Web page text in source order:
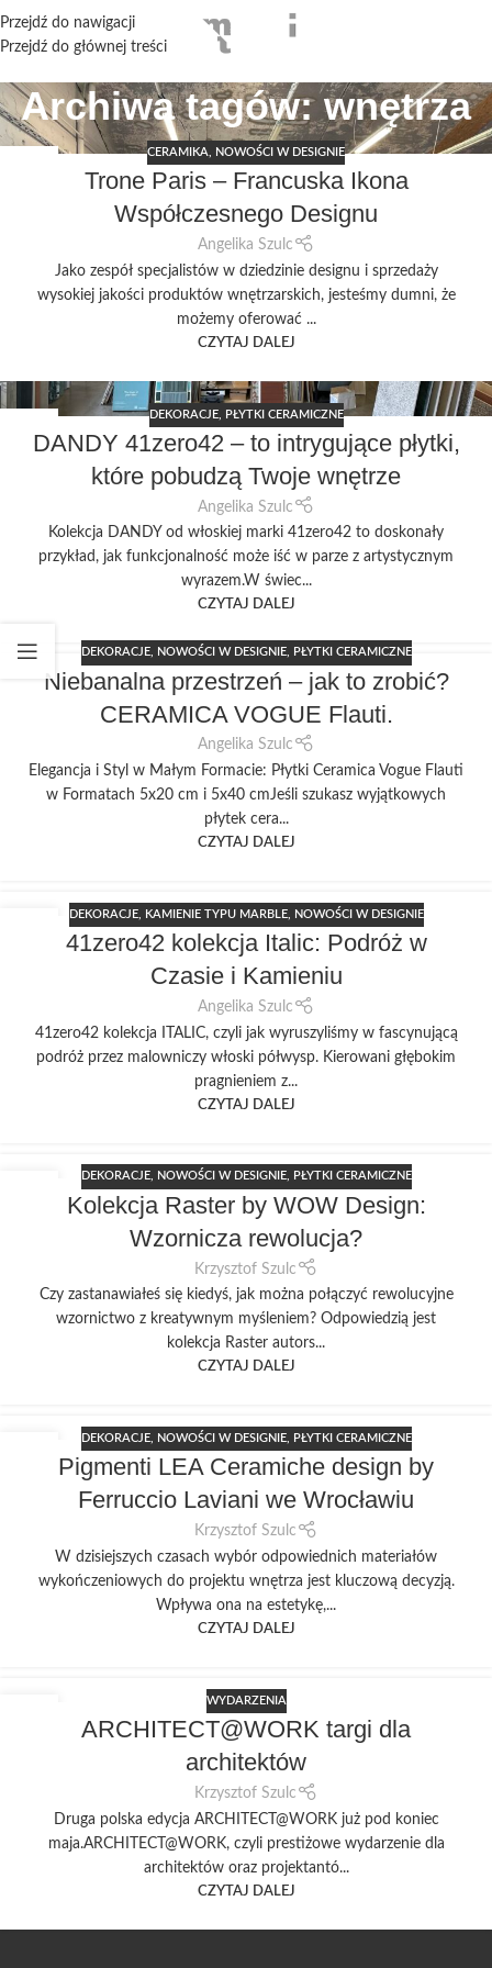
Przejdź do nawigacji
Przejdź do głównej treści
Archiwa tagów: wnętrza
CERAMIKA NOWOŚCI W DESIGNIE
Trone Paris – Francuska Ikona
Współczesnego Designu
Angelika Szulc
Jako zespół specjalistów w dziedzinie designu i sprzedaży
wysokiej jakości produktów wnętrzarskich, jesteśmy dumni, że
możemy oferować ...
CZYTAJ DALEJ
GRU
DEKORACJE, PŁYTKI CERAMICZNE
DANDY 41zero42 – to intrygujące płytki,
które pobudzą Twoje wnętrze
Angelika Szulc
Kolekcja DANDY od włoskiej marki 41zero42 to doskonały
przykład, jak funkcjonalność może iść w parze z artystycznym
wyrazem.W świec...
CZYTAJ DALEJ
DEKORACJE, NOWOŚCI W DESIGNIE, PŁYTKI CERAMICZNE
Niebanalna przestrzeń – jak to zrobić?
CERAMICA VOGUE Flauti.
Angelika Szulc
Elegancja i Styl w Małym Formacie: Płytki Ceramica Vogue Flauti
w Formatach 5x20 cm i 5x40 cmJeśli szukasz wyjątkowych
płytek cera...
CZYTAJ DALEJ
DEKORACJE, KAMIENIE TYPU MARBLE, NOWOŚCI W DESIGNIE
41zero42 kolekcja Italic: Podróż w
Czasie i Kamieniu
Angelika Szulc
41zero42 kolekcja ITALIC, czyli jak wyruszyliśmy w fascynującą
podróż przez malowniczy włoski półwysp. Kierowani głębokim
pragnieniem z...
CZYTAJ DALEJ
DEKORACJE, NOWOŚCI W DESIGNIE, PŁYTKI CERAMICZNE
Kolekcja Raster by WOW Design:
Wzornicza rewolucja?
Krzysztof Szulc
Czy zastanawiałeś się kiedyś, jak można połączyć rewolucyjne
wzornictwo z kreatywnym myśleniem? Odpowiedzią jest
kolekcja Raster autors...
CZYTAJ DALEJ
DEKORACJE, NOWOŚCI W DESIGNIE, PŁYTKI CERAMICZNE
Pigmenti LEA Ceramiche design by
Ferruccio Laviani we Wrocławiu
Krzysztof Szulc
W dzisiejszych czasach wybór odpowiednich materiałów
wykończeniowych do projektu wnętrza jest kluczową decyzją.
Wpływa ona na estetykę,...
CZYTAJ DALEJ
WYDARZENIA
ARCHITECT@WORK targi dla
architektów
Krzysztof Szulc
Druga polska edycja ARCHITECT@WORK już pod koniec
maja.ARCHITECT@WORK, czyli prestiżowe wydarzenie dla
architektów oraz projektantó...
CZYTAJ DALEJ